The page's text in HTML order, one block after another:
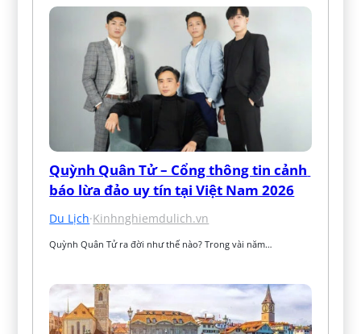
Quỳnh Quân Tử – Cổng thông tin cảnh
báo lừa đảo uy tín tại Việt Nam 2026
Du Lịch·Kinhnghiemdulich.vn
Quỳnh Quân Tử ra đời như thế nào? Trong vài năm…